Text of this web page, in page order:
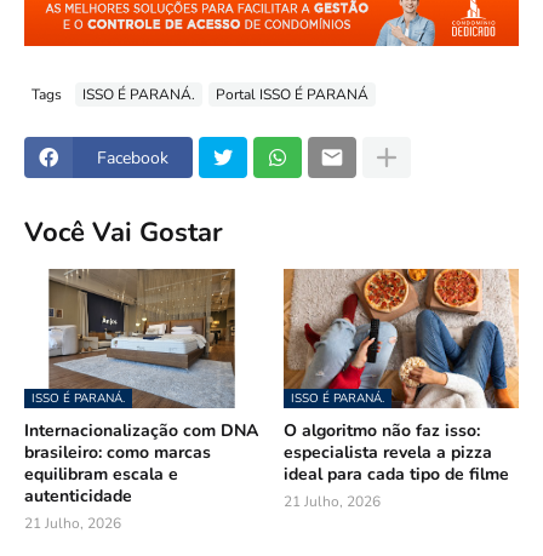
Tags ISSO É PARANÁ. Portal ISSO É PARANÁ
Facebook
Você Vai Gostar
ISSO É PARANÁ.
Internacionalização com DNA
brasileiro: como marcas
equilibram escala e
autenticidade
21 Julho, 2026
ISSO É PARANÁ.
O algoritmo não faz isso:
especialista revela a pizza
ideal para cada tipo de filme
21 Julho, 2026